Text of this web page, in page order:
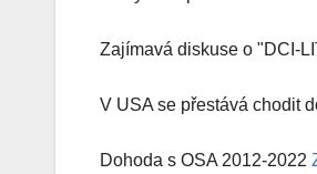
Zajímavá diskuse o "DCI-
V USA se přestává chodit
Dohoda s OSA 2012-2022